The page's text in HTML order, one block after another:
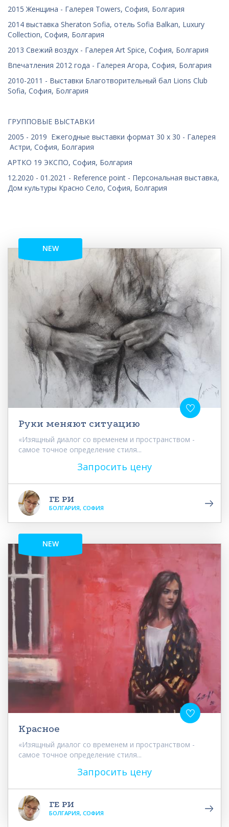
2015 Женщина - Галерея Towers, София, Болгария
2014 выставка Sheraton Sofia, отель Sofia Balkan, Luxury
Collection, София, Болгария
2013 Свежий воздух - Галерея Art Spice, София, Болгария
Впечатления 2012 года - Галерея Агора, София, Болгария
2010-2011 - Выставки Благотворительный бал Lions Club
Sofia, София, Болгария
ГРУППОВЫЕ ВЫСТАВКИ
2005 - 2019 Ежегодные выставки формат 30 x 30 - Галерея
Астри, София, Болгария
АРТКО 19 ЭКСПО, София, Болгария
12.2020 - 01.2021 - Reference point - Персональная выставка,
Дом культуры Красно Село, София, Болгария
NEW
Руки меняют ситуацию
«Изящный диалог со временем и пространством -
самое точное определение стиля...
Запросить цену
ГЕ РИ
БОЛГАРИЯ, СОФИЯ
NEW
Красное
«Изящный диалог со временем и пространством -
самое точное определение стиля...
Запросить цену
ГЕ РИ
БОЛГАРИЯ, СОФИЯ